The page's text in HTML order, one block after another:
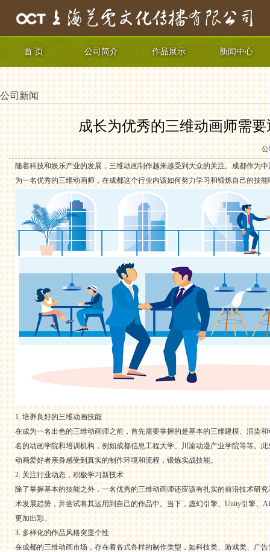
首 页 公司简介 作品展示 新闻中心
公司新闻
成长为优秀的三维动画师需
公
随着科技和娱乐产业的发展，三维动画制作越来越受到大众的关注。成都作为
为一名优秀的三维动画师，在成都这个行业内该如何努力学习和锻炼自己的技
1. 培养良好的三维动画技能
在成为一名出色的三维动画师之前，首先需要掌握的是基本的三维建模、渲染
名的动画学院和培训机构，例如成都信息工程大学、川渝动漫产业学院等等。
动画爱好者亲身感受到真实的制作环境和流程，锻炼实战技能。
2. 关注行业动态，积极学习新技术
除了掌握基本的技能之外，一名优秀的三维动画师还应该有扎实的前沿技术研
术发展趋势，并尝试将其运用到自己的作品中。当下，虚幻引擎、Unity引擎
更加出彩。
3. 多样化的作品风格突显个性
在成都的三维动画市场，存在着各式各样的制作类型，如科技类、游戏类、广